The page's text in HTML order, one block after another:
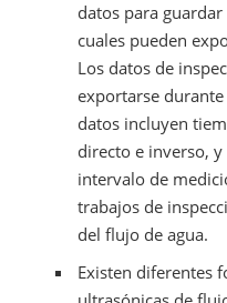
datos para
cuales pueden
Los datos de
exportarse
datos incluyen
directo e inverso,
intervalo de
trabajos de
del flujo de agua.
Existen diferentes